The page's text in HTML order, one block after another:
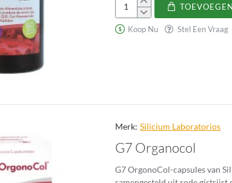
Dibecol
ForteKoop Nu Stel Een Vraag
Merk: Silicium Laboratorios
G7 Organocol
G7 OrgonoCol-capsules van